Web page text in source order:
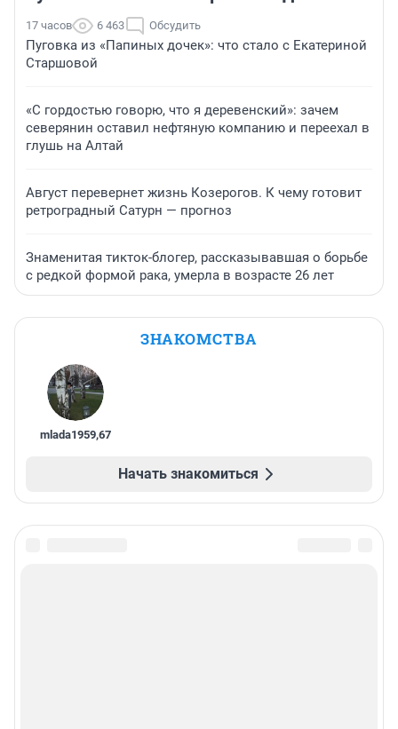
17 часов 6 463 Обсудить
Пуговка из «Папиных дочек»: что стало с Екатериной
Старшовой
«С гордостью говорю, что я деревенский»: зачем
северянин оставил нефтяную компанию и переехал в
глушь на Алтай
Август перевернет жизнь Козерогов. К чему готовит
ретроградный Сатурн — прогноз
Знаменитая тикток-блогер, рассказывавшая о борьбе
с редкой формой рака, умерла в возрасте 26 лет
ЗНАКОМСТВА
mlada1959,67
Начать знакомиться